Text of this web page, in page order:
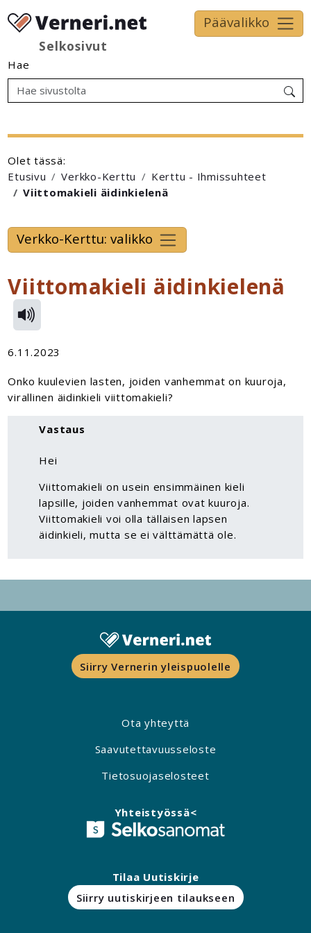
Selkosivut
Päävalikko
Hae
Olet tässä:
Etusivu
Verkko-Kerttu
Kerttu - Ihmissuhteet
Viittomakieli äidinkielenä
Verkko-Kerttu: valikko
Viittomakieli äidinkielenä
6.11.2023
Onko kuulevien lasten, joiden vanhemmat on kuuroja,
virallinen äidinkieli viittomakieli?
Vastaus
Hei
Viittomakieli on usein ensimmäinen kieli
lapsille, joiden vanhemmat ovat kuuroja.
Viittomakieli voi olla tällaisen lapsen
äidinkieli, mutta se ei välttämättä ole.
Siirry Vernerin yleispuolelle
Ota yhteyttä
Saavutettavuusseloste
Tietosuojaselosteet
Yhteistyössä<
Tilaa Uutiskirje
Siirry uutiskirjeen tilaukseen